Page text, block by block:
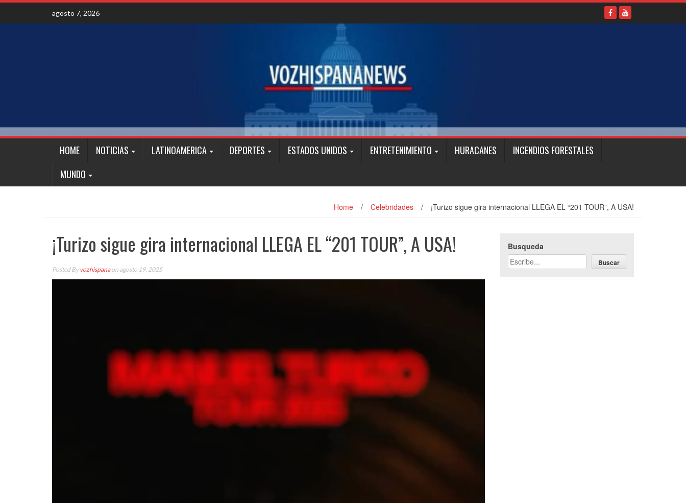
Skip
content
agosto 7, 2026
HOME NOTICIAS LATINOAMERICA DEPORTES ESTADOS UNIDOS ENTRETENIMIENTO HURACANES
INCENDIOS FORESTALES
MUNDO
Home / Celebridades / ¡Turizo sigue gira internacional LLEGA EL “201 TOUR”, A USA!
¡Turizo sigue gira internacional LLEGA EL “201 TOUR”, A USA!
Posted Byvozhispanaon agosto 19, 2025
Busqueda
Buscar